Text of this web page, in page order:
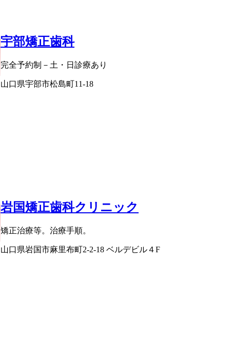
宇部矯正歯科
完全予約制－土・日診療あり
山口県宇部市松島町11-18
岩国矯正歯科クリニック
矯正治療等。治療手順。
山口県岩国市麻里布町2-2-18 ベルデビル４F